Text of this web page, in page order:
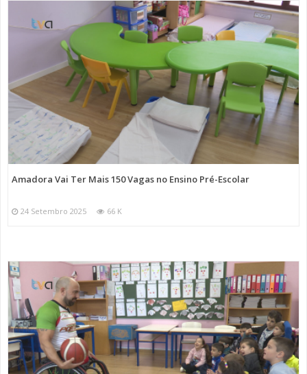
Amadora Vai Ter Mais 150 Vagas no Ensino Pré-Escolar
24 Setembro 2025 66 K